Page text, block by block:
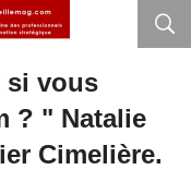
si vous
? " Natalie
Cimelière.